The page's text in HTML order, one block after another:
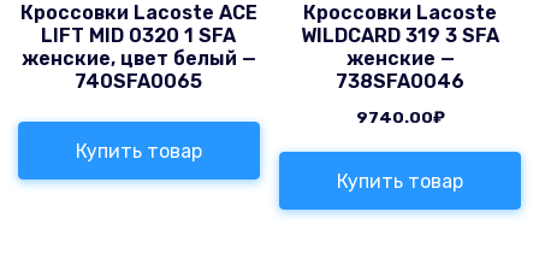
Кроссовки Lacoste ACE
LIFT MID 0320 1 SFA
женские, цвет белый —
740SFA0065
Купить товар
Кроссовки Lacoste
WILDCARD 319 3 SFA
женские —
738SFA0046
9740.00₽
Купить товар